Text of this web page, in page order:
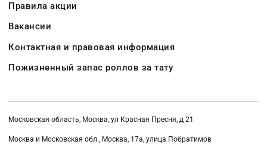
Правила акции
Вакансии
Контактная и правовая информация
Пожизненный запас роллов за тату
Московская область, Москва, ул Красная Пресня, д 21
Москва и Московская обл., Москва, 17а, улица Побратимов